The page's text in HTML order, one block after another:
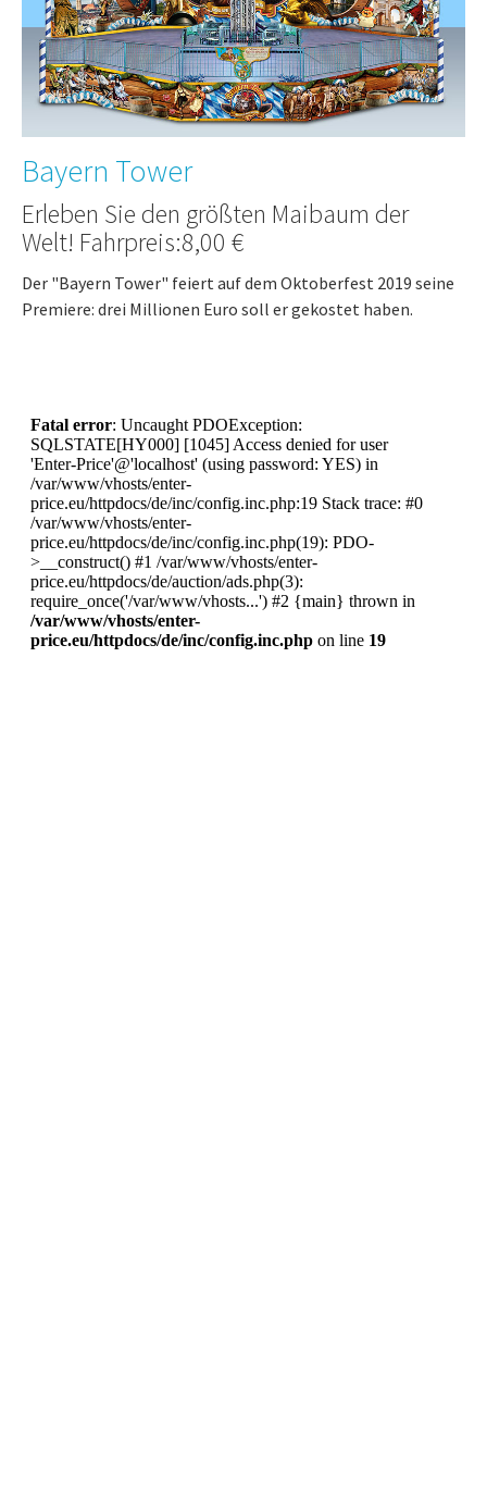
Bayern Tower
Erleben Sie den größten Maibaum der
Welt! Fahrpreis:8,00 €
Der "Bayern Tower" feiert auf dem Oktoberfest 2019 seine
Premiere: drei Millionen Euro soll er gekostet haben.